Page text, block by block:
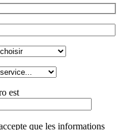
est
que les informations